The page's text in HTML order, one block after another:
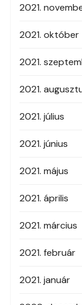
2021.
2021. október
2021.
2021.
2021. július
2021. június
2021. május
2021. április
2021. március
2021. február
2021. január